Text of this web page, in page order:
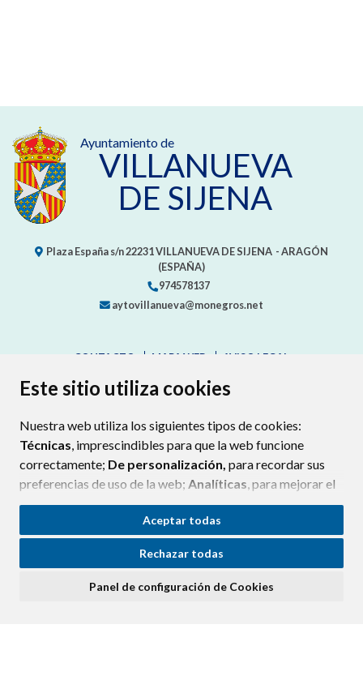
Este sitio utiliza cookies
Nuestra web utiliza los siguientes tipos de cookies:
Técnicas, imprescindibles para que la web funcione
correctamente; De personalización, para recordar sus
preferencias de uso de la web; Analíticas, para mejorar el
funcionamiento de la web y sus servicios.
Si acepta pulsando el botón“Aceptar todas”
consideramos que acepta su uso. Si pulsa el botón
ninguna acción, se guardarán las cookies técnicas
Aceptar todas
Rechazar todas
Panel de configuración de Cookies
Ayuntamiento de
VILLANUEVA
DE SIJENA
Plaza España s/n22231VILLANUEVA DE SIJENA - ARAGÓN
(ESPAÑA)
974578137
aytovillanueva@monegros.net
CONTACTO MAPA WEB
AVISO LEGAL
PROTECCIÓN DE DATOS
POLÍTICA DE COOKIES